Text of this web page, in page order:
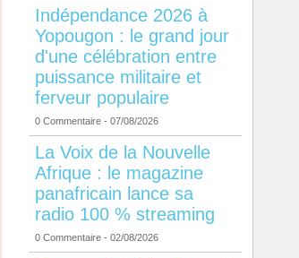
Indépendance 2026 à
Yopougon : le grand jour
d'une célébration entre
puissance militaire et
ferveur populaire
0 Commentaire - 07/08/2026
La Voix de la Nouvelle
Afrique : le magazine
panafricain lance sa
radio 100 % streaming
0 Commentaire - 02/08/2026